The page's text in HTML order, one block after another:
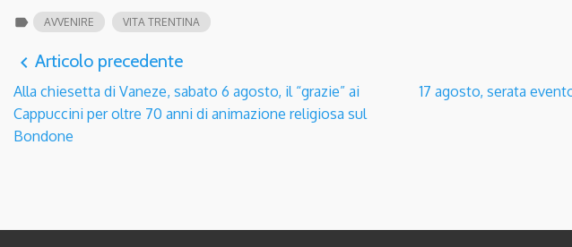
label AVVENIRE VITA TRENTINA
navigate_before Articolo precedente
Alla chiesetta di Vaneze, sabato 6 agosto, il “grazie” ai
Cappuccini per oltre 70 anni di animazione religiosa sul
Bondone
17 agosto, serata